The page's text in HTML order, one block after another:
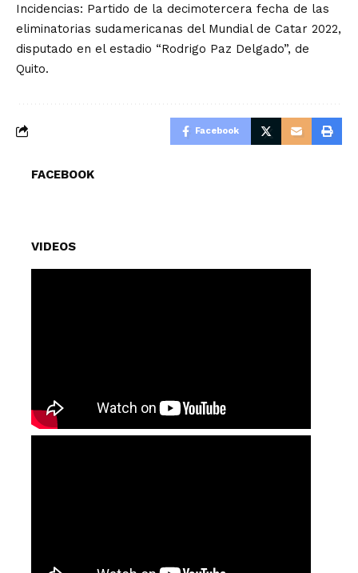
Incidencias: Partido de la decimotercera fecha de las
eliminatorias sudamericanas del Mundial de Catar 2022,
disputado en el estadio “Rodrigo Paz Delgado”, de
Quito.
Facebook
FACEBOOK
VIDEOS